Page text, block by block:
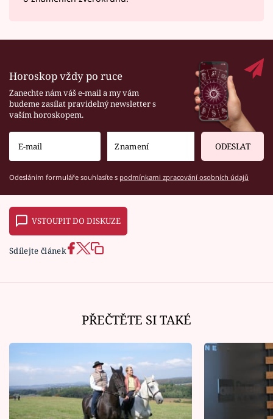
Horoskop vždy po ruce
Zanechte nám váš e-mail a my vám
budeme zasílat pravidelný newsletter s
vaším horoskopem.
ODESLAT
Odesláním formuláře souhlasíte s podmínkami zpracování osobních údajů
VSTOUPIT DO DISKUZE
Sdílejte článek
PŘEČTĚTE SI TAKÉ